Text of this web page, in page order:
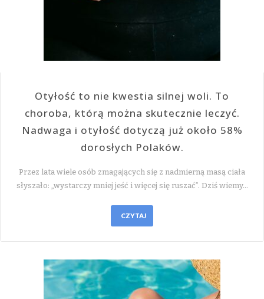
Otyłość to nie kwestia silnej woli. To
choroba, którą można skutecznie leczyć.
Nadwaga i otyłość dotyczą już około 58%
dorosłych Polaków.
Przez lata wiele osób zmagających się z nadmierną masą ciała
słyszało: „wystarczy mniej jeść i więcej się ruszać”. Dziś wiemy…
CZYTAJ